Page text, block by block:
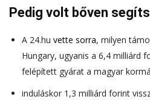
Pedig volt bőven
A 24.hu vette sorra, milyen
Hungary, ugyanis a 6,4 milliárd
felépített gyárat a magyar
induláskor 1,3 milliárd forint